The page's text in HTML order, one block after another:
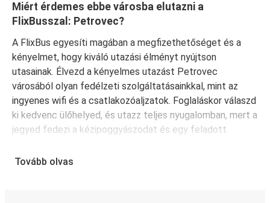
Miért érdemes ebbe városba elutazni a
FlixBusszal: Petrovec?
A FlixBus egyesíti magában a megfizethetőséget és a
kényelmet, hogy kiváló utazási élményt nyújtson
utasainak. Élvezd a kényelmes utazást Petrovec
városából olyan fedélzeti szolgáltatásainkkal, mint az
ingyenes wifi és a csatlakozóaljzatok. Foglaláskor válaszd
ki kedvenc ülőhelyed, és utazz teljes nyugalomban, mert a
jegyed fedezi a kézipoggyászodat és egy feladott
Hogyan foglalj ebből innen vagy ide: Petrovec
Tovább olvas